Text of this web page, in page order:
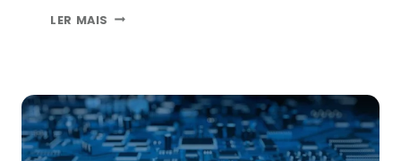
LER MAIS COMPILAÇÃO
PRODOCTOR
CORP